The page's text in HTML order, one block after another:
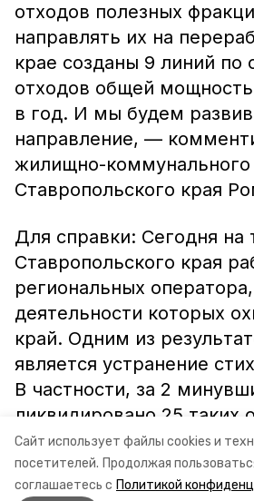
Сайт использует файлы cookies и
посетителей. Продолжая
соглашаетесь с Политикой
отходов полезных
направлять их на
крае созданы 9 линий по
отходов общей
в год. И мы будем
направление, —
жилищно-коммунального
Ставропольского края
Для справки: Сегодня на
Ставропольского края
региональных
деятельности которых
край. Одним из
является устранение
В частности, за 2
ликвидировано 25 таких
Информация: минЖКХ СК